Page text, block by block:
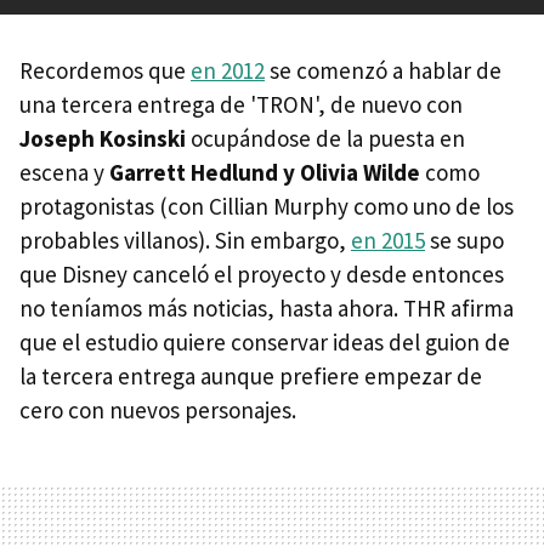
Recordemos que en 2012se comenzó a hablar de
una tercera entrega de 'TRON', de nuevo con
Joseph Kosinski ocupándose de la puesta en
escena y Garrett Hedlund y Olivia Wilde como
protagonistas (con Cillian Murphy como uno de los
probables villanos). Sin embargo, en 2015se supo
que Disney canceló el proyecto y desde entonces
no teníamos más noticias, hasta ahora. THR afirma
que el estudio quiere conservar ideas del guion de
la tercera entrega aunque prefiere empezar de
cero con nuevos personajes.